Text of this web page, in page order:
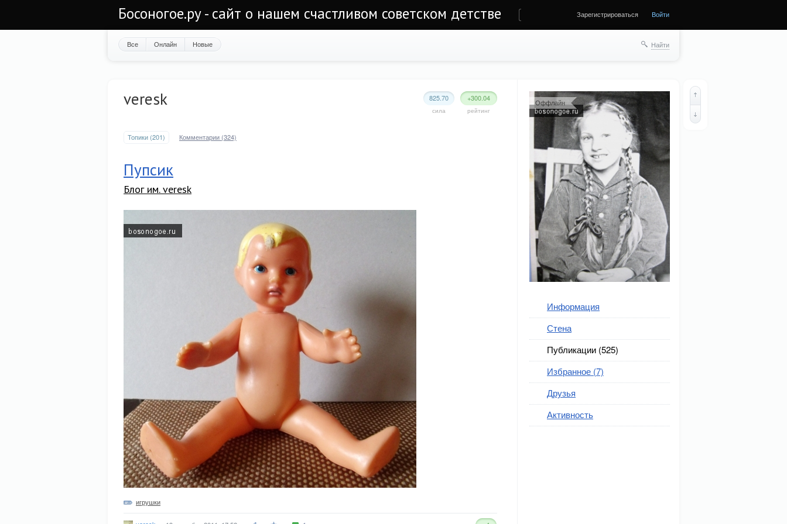
Босоногое.ру - сайт о нашем счастливом советском детстве Зарегистрироваться Войти
Все Онлайн Новые Найти
Оффлайн
Информация
Стена
Публикации (525)
Избранное (7)
Друзья
Активность
+300.04
рейтинг
825.70
сила
veresk
Топики (201) Комментарии (324)
Пупсик
Блог им. veresk
игрушки